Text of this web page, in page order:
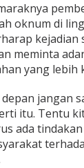
oknum di
kejadian
meminta
yang lebih
jangan
itu. Tentu
ada